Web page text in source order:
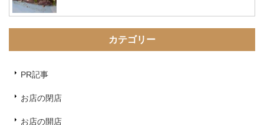
カテゴリー
PR記事
お店の閉店
お店の開店